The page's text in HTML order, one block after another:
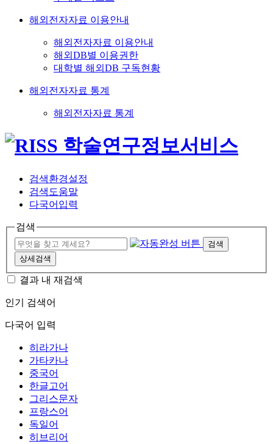
해외전자자료 이용안내
해외전자자료 이용안내
해외DB별 이용권한
대학별 해외DB 구독현황
해외전자자료 통계
해외전자자료 통계
검색환경설정
검색도움말
다국어입력
검색
검색
상세검색
결과 내 재검색
인기 검색어
다국어 입력
히라가나
가타카나
중국어
한글고어
그리스문자
프랑스어
독일어
히브리어